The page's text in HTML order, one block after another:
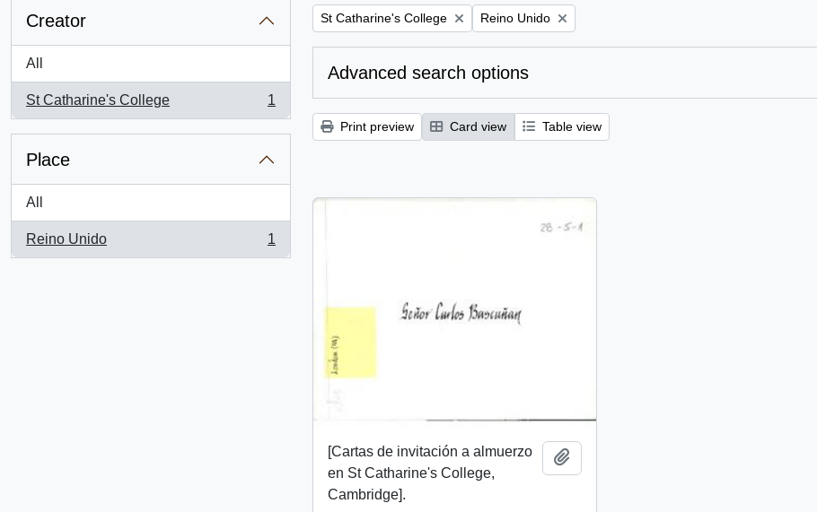
Creator
All
St Catharine's College
, 1 results
1
Place
All
Reino Unido
, 1 results
1
Remove filter:
St Catharine's College Remove filter:
Reino Unido
Advanced search options
Print preview Card view Table view
[Cartas de invitación a almuerzo
en St Catharine's College,
Cambridge].